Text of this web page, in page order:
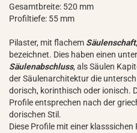
Gesamtbreite: 520 mm
Profiltiefe: 55 mm
Pilaster, mit flachem Säulenschaft
bezeichnet. Dies haben einen
Säulenabschluss, als Säulen
der Säulenarchitektur die
dorisch, korinthisch oder ionisch.
Profile entsprechen nach der
dorischen Stil.
Diese Profile mit einer